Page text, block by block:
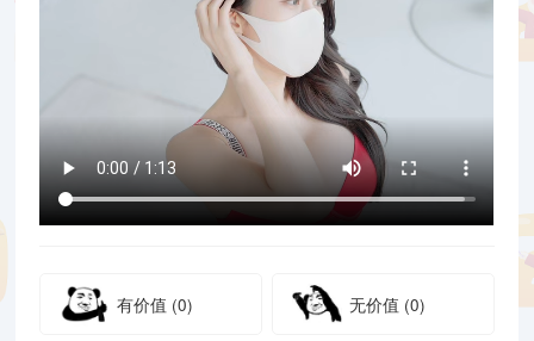
有价值 (0) 无价值 (0)